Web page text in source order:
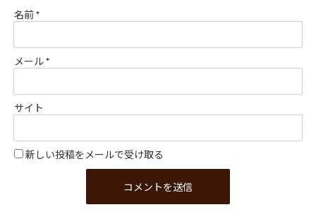
名前*
メール*
サイト
新しい投稿をメールで受け取る